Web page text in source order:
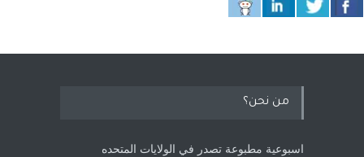
من نحن؟
اسبوعية مطبوعة تصدر في الولايات المتحده